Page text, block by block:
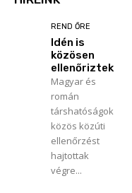
REND ŐRE
Idén is
közösen
ellenőriztek
Magyar és
román
társhatóságok
közös közúti
ellenőrzést
hajtottak
végre...